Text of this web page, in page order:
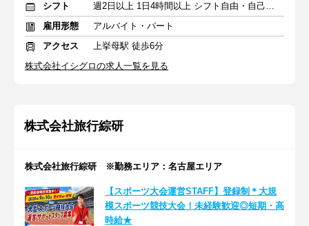
シフト
週2日以上 1日4時間以上 シフト自由・自己申告
雇用形態
アルバイト・パート
アクセス
上挙母駅 徒歩6分
株式会社イシグロの求人一覧を見る
株式会社旅行綜研
株式会社旅行綜研 ※勤務エリア：名古屋エリア
【スポーツ大会運営STAFF】登録制＊大規
模スポーツ競技大会！未経験歓迎◎短期・高
時給★